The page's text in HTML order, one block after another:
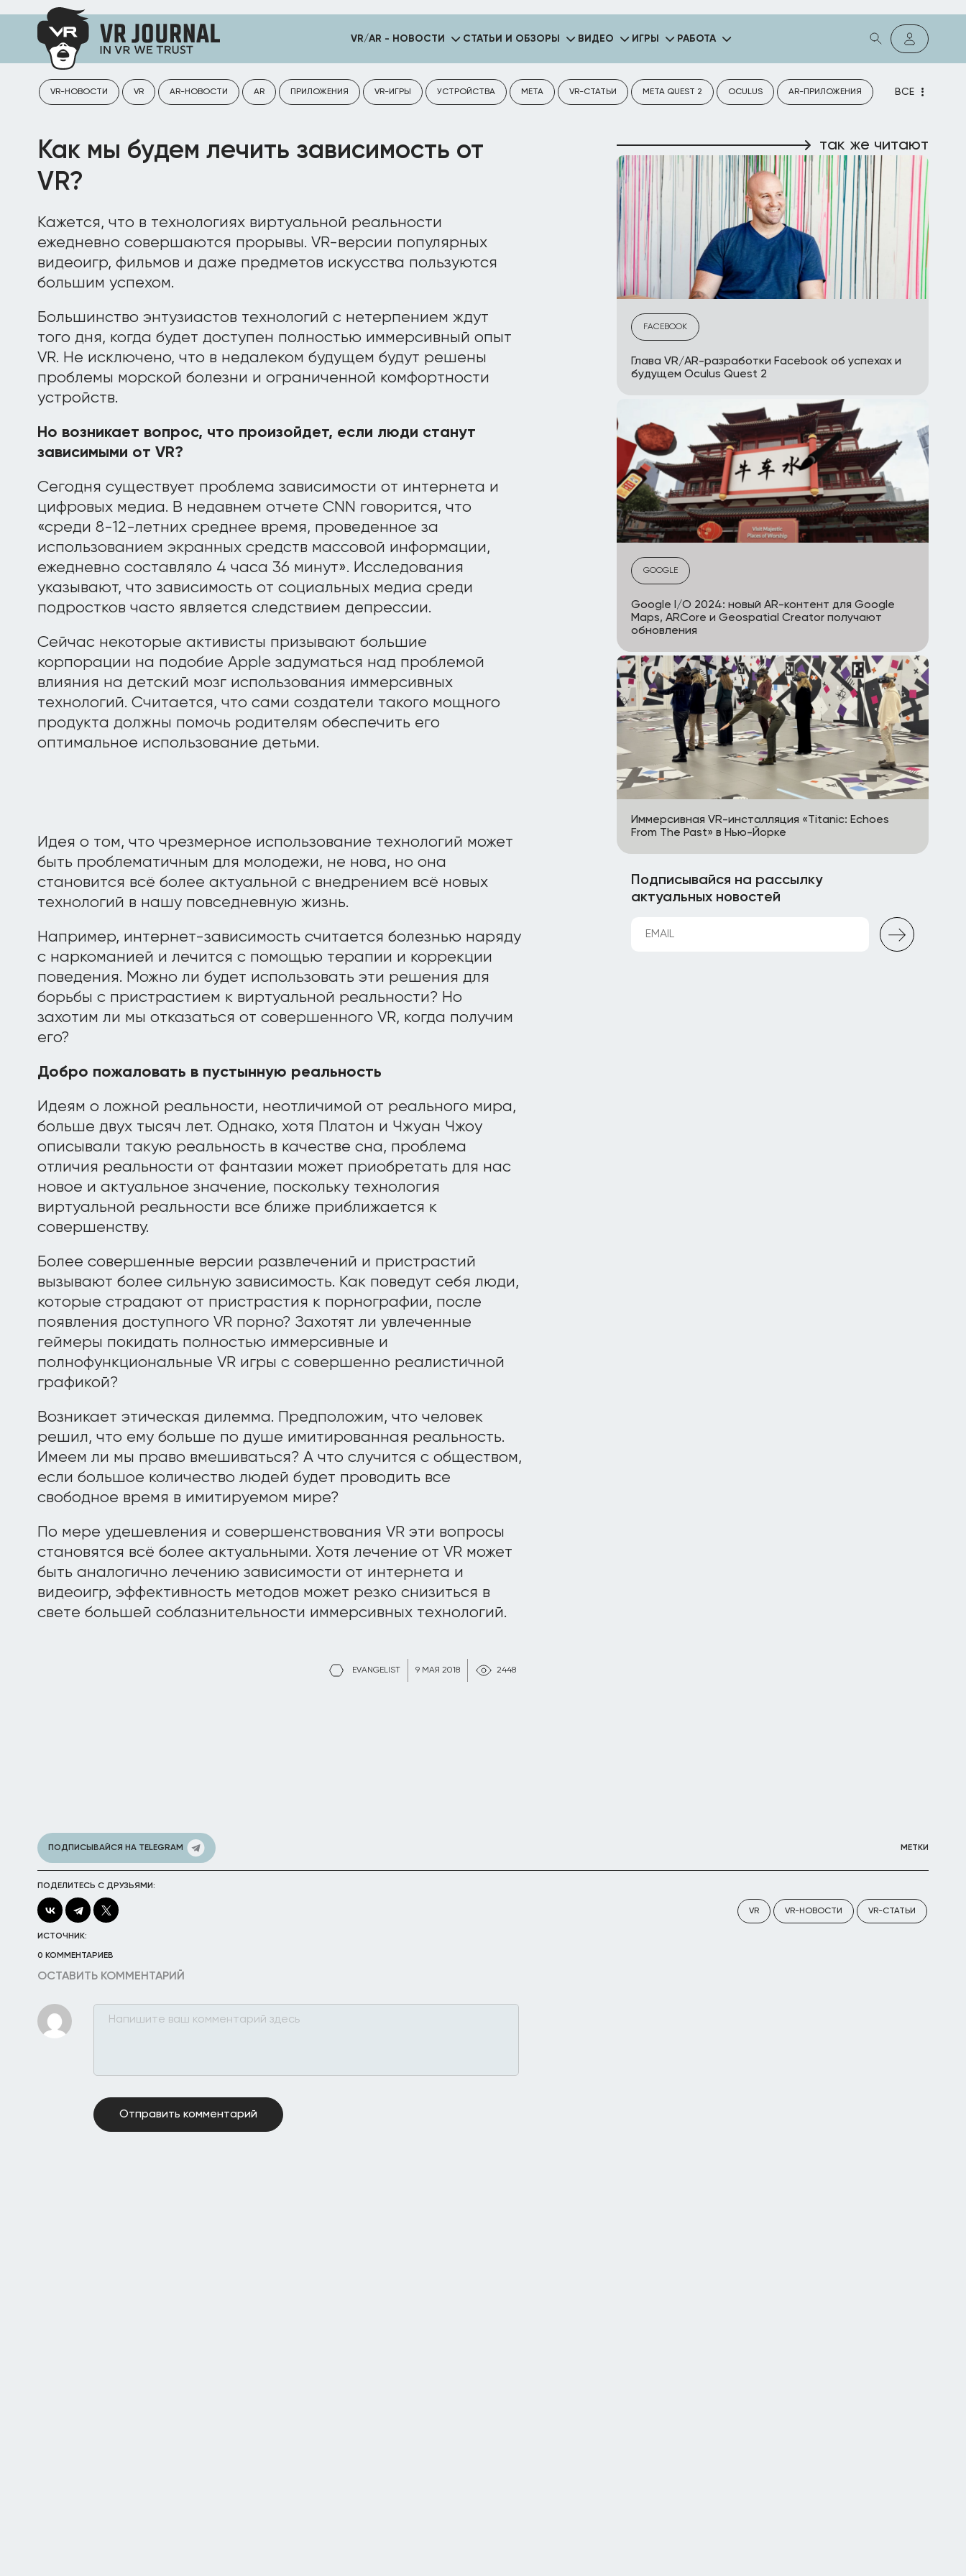
VR/AR - НОВОСТИ СТАТЬИ И ОБЗОРЫ ВИДЕО ИГРЫ РАБОТА
VR-НОВОСТИ VR AR-НОВОСТИ AR ПРИЛОЖЕНИЯ VR-ИГРЫ УСТРОЙСТВА META VR-СТАТЬИ META QUEST 2 OCULUS AR-ПРИЛОЖЕНИЯ ВСЕ
EVANGELIST 9 МАЯ 2018 2448
Как мы будем лечить зависимость от
VR?
Кажется, что в технологиях виртуальной реальности
ежедневно совершаются прорывы. VR-версии популярных
видеоигр, фильмов и даже предметов искусства пользуются
большим успехом.
Большинство энтузиастов технологий с нетерпением ждут
того дня, когда будет доступен полностью иммерсивный опыт
VR. Не исключено, что в недалеком будущем будут решены
проблемы морской болезни и ограниченной комфортности
устройств.
Но возникает вопрос, что произойдет, если люди станут
зависимыми от VR?
Сегодня существует проблема зависимости от интернета и
цифровых медиа. В недавнем отчете CNN говорится, что
«среди 8-12-летних среднее время, проведенное за
использованием экранных средств массовой информации,
ежедневно составляло 4 часа 36 минут». Исследования
указывают, что зависимость от социальных медиа среди
подростков часто является следствием депрессии.
Сейчас некоторые активисты призывают большие
корпорации на подобие Apple задуматься над проблемой
влияния на детский мозг использования иммерсивных
технологий. Считается, что сами создатели такого мощного
продукта должны помочь родителям обеспечить его
оптимальное использование детьми.
Идея о том, что чрезмерное использование технологий может
быть проблематичным для молодежи, не нова, но она
становится всё более актуальной с внедрением всё новых
технологий в нашу повседневную жизнь.
Например, интернет-зависимость считается болезнью наряду
с наркоманией и лечится с помощью терапии и коррекции
поведения. Можно ли будет использовать эти решения для
борьбы с пристрастием к виртуальной реальности? Но
захотим ли мы отказаться от совершенного VR, когда получим
его?
Добро пожаловать в пустынную реальность
Идеям о ложной реальности, неотличимой от реального мира,
больше двух тысяч лет. Однако, хотя Платон и Чжуан Чжоу
описывали такую реальность в качестве сна, проблема
отличия реальности от фантазии может приобретать для нас
новое и актуальное значение, поскольку технология
виртуальной реальности все ближе приближается к
совершенству.
Более совершенные версии развлечений и пристрастий
вызывают более сильную зависимость. Как поведут себя люди,
которые страдают от пристрастия к порнографии, после
появления доступного VR порно? Захотят ли увлеченные
геймеры покидать полностью иммерсивные и
полнофункциональные VR игры с совершенно реалистичной
графикой?
Возникает этическая дилемма. Предположим, что человек
решил, что ему больше по душе имитированная реальность.
Имеем ли мы право вмешиваться? А что случится с обществом,
если большое количество людей будет проводить все
свободное время в имитируемом мире?
По мере удешевления и совершенствования VR эти вопросы
становятся всё более актуальными. Хотя лечение от VR может
быть аналогично лечению зависимости от интернета и
видеоигр, эффективность методов может резко снизиться в
свете большей соблазнительности иммерсивных технологий.
так же читают
FACEBOOK
Глава VR/AR-разработки Facebook об успехах и
будущем Oculus Quest 2
GOOGLE
Google I/O 2024: новый AR-контент для Google
Maps, ARCore и Geospatial Creator получают
обновления
Иммерсивная VR-инсталляция «Titanic: Echoes
From The Past» в Нью-Йорке
Подписывайся на рассылку
актуальных новостей
ПОДПИСЫВАЙСЯ НА TELEGRAM МЕТКИ
ПОДЕЛИТЕСЬ С ДРУЗЬЯМИ:
VR VR-НОВОСТИ VR-СТАТЬИ
ИСТОЧНИК:
0 КОММЕНТАРИЕВ
ОСТАВИТЬ КОММЕНТАРИЙ